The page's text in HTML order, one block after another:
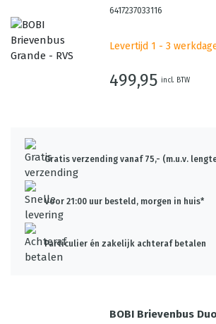
6417237033116
Levertijd 1 - 3
499,95 incl. BTW
Gratis verzending vanaf 75,- (m.u.v.
Voor 21:00 uur besteld, morgen in huis*
Particulier én zakelijk achteraf betalen
BOBI Brievenbus